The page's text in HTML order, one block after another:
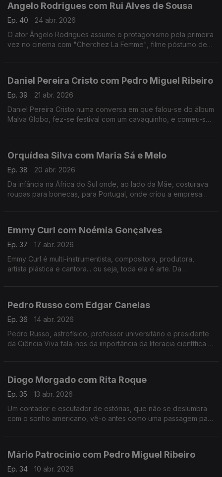
Angelo Rodrigues com Rui Alves de Sousa
Ep. 40
24 abr. 2026
O ator Ângelo Rodrigues assume o protagonismo pela primeira
vez no cinema com "Cherchez La Femme", filme póstumo de
Daniel Pereira Cristo com Pedro Miguel Ribeiro
Ep. 39
21 abr. 2026
Daniel Pereira Cristo numa conversa em que falou-se do álbum
Malva Globo, fez-se festival com um cavaquinho, e comeu-se
Orquídea Silva com Maria Sá e Melo
Ep. 38
20 abr. 2026
Da infância na África do Sul onde, ao lado da Mãe, costurava
roupas para bonecas, para Portugal, onde criou a empresa
Emmy Curl com Noémia Gonçalves
Ep. 37
17 abr. 2026
Emmy Curl é multi-instrumentista, compositora, produtora,
artista plástica e cantora... ou seja, toda ela é arte. Da
Pedro Russo com Edgar Canelas
Ep. 36
14 abr. 2026
Pedro Russo, astrofísico, professor universitário e presidente
da Ciência Viva fala-nos da importância da literacia científica e
Diogo Morgado com Rita Roque
Ep. 35
13 abr. 2026
Um contador e escutador de estórias, que não se deslumbra
com o sonho americano, vê-o antes como uma passagem para
Mário Patrocínio com Pedro Miguel Ribeiro
Ep. 34
10 abr. 2026